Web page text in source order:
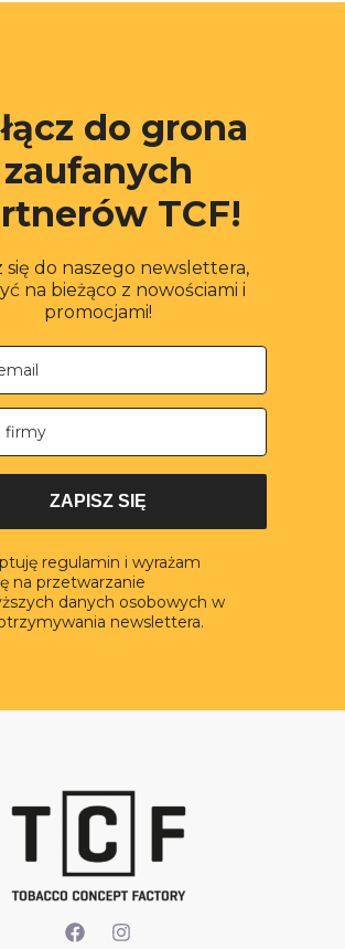
do grona
zaufanych
TCF!
się do naszego newslettera,
na bieżąco z nowościami i
promocjami!
ZAPISZ SIĘ
regulamin i wyrażam
na przetwarzanie
danych osobowych w
newslettera.